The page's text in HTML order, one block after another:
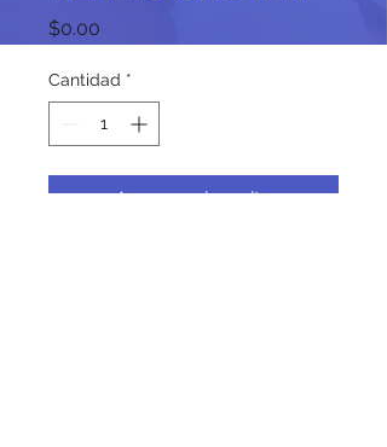
$0.00
Cantidad *
Agregar al carrito